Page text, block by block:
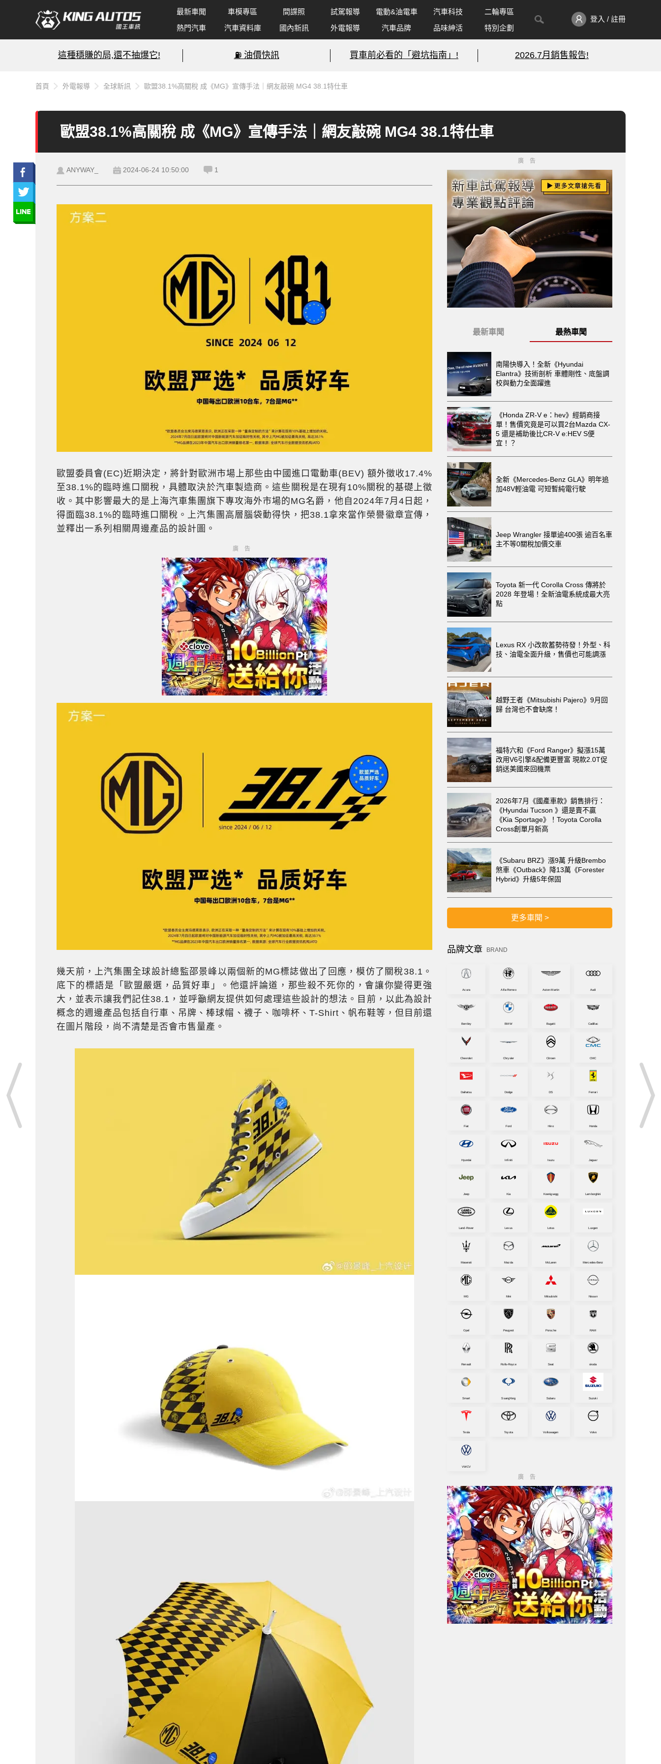
最新車聞 車模專區 間諜照 試駕報導 電動&油電車 汽車科技
二輪專區
熱門汽車
汽車資料庫 國內新訊 外電報導 汽車品牌 品味紳活 特別企劃
登入 / 註冊
這種穩賺的局,還不抽爆它! ⛽️ 油價快訊 買車前必看的「避坑指南」! 2026.7月銷售報告!
首頁 外電報導 全球新訊 歐盟38.1%高關稅 成《MG》宣傳手法｜網友敲碗 MG4 38.1特仕車
歐盟38.1%高關稅 成《MG》宣傳手法｜網友敲碗 MG4 38.1特仕車
ANYWAY_ 2024-06-24 10:50:00 1
歐盟委員會(EC)近期決定，將針對歐洲市場上那些由中國進口電動車(BEV) 額外徵收17.4%
至38.1%的臨時進口關稅，具體取決於汽車製造商。這些關稅是在現有10%關稅的基礎上徵
收。其中影響最大的是上海汽車集團旗下專攻海外市場的MG名爵，他自2024年7月4日起，
得面臨38.1%的臨時進口關稅。上汽集團高層腦袋動得快，把38.1拿來當作榮譽徽章宣傳，
並釋出一系列相關周邊產品的設計圖。
廣告
幾天前，上汽集團全球設計總監邵景峰以兩個新的MG標誌做出了回應，模仿了關稅38.1。
底下的標語是「歐盟嚴選，品質好車」。他還評論道，那些殺不死你的，會讓你變得更強
大，並表示讓我們記住38.1，並呼籲網友提供如何處理這些設計的想法。目前，以此為設計
概念的週邊產品包括自行車、吊牌、棒球帽、襪子、咖啡杯、T-Shirt、帆布鞋等，但目前還
在圖片階段，尚不清楚是否會市售量產。
廣告
最新車聞 最熱車聞
南陽快導入！全新《Hyundai
Elantra》技術剖析 車體剛性、底盤調
校與動力全面躍進
《Honda ZR-V e：hev》經銷商接
單！售價究竟是可以買2台Mazda CX-
5 還是補助後比CR-V e:HEV S便
宜！？
全新《Mercedes-Benz GLA》明年追
加48V輕油電 可短暫純電行駛
Jeep Wrangler 接單逾400張 逾百名車
主不等0關稅加價交車
Toyota 新一代 Corolla Cross 傳將於
2028 年登場！全新油電系統成最大亮
點
Lexus RX 小改款蓄勢待發！外型、科
技、油電全面升級，售價也可能調漲
越野王者《Mitsubishi Pajero》9月回
歸 台灣也不會缺席！
福特六和《Ford Ranger》擬漲15萬
改用V6引擎&配備更豐富 現款2.0T促
銷送美國來回機票
2026年7月《國產車款》銷售排行：
《Hyundai Tucson 》還是賣不贏
《Kia Sportage》！Toyota Corolla
Cross創單月新高
《Subaru BRZ》漲9萬 升級Brembo
煞車《Outback》降13萬《Forester
Hybrid》升級5年保固
更多車聞 >
品牌文章 BRAND
Acura Alfa-Romeo Aston-Martin Audi
Bentley BMW Bugatti Cadillac
Chevrolet Chrysler Citroen CMC
Daihatsu Dodge DS Ferrari
Fiat Ford Hino Honda
Hyundai Infiniti Isuzu Jaguar
Jeep Kia Koenigsegg Lamborghini
Land-Rover Lexus Lotus Luxgen
Maserati Mazda McLaren Mercedes-Benz
MG Mini Mitsubishi Nissan
Opel Peugeot Porsche RAM
Renault Rolls-Royce Seat skoda
Smart SsangYong Subaru Suzuki
Tesla Toyota Volkswagen Volvo
VWCV
廣告